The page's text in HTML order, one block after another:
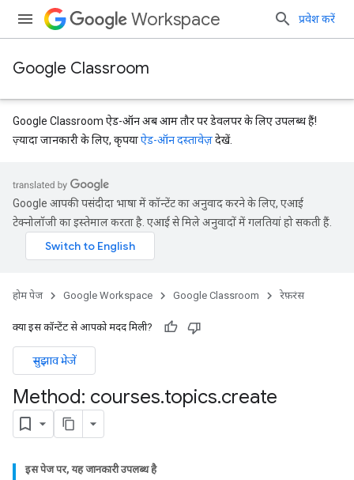
Workspace प्रवेश करें
Google Classroom
Google Classroom ऐड-ऑन अब आम तौर पर डेवलपर के लिए उपलब्ध हैं!
ज़्यादा जानकारी के लिए, कृपयाऐड-ऑन दस्तावेज़देखें.
Google आपकी पसंदीदा भाषा में कॉन्टेंट का अनुवाद करने के लिए, एआई
टेक्नोलॉजी का इस्तेमाल करता है. एआई से मिले अनुवादों में गलतियां हो सकती हैं.
होम पेज Google Workspace Google Classroom रेफ़रंस
क्या इस कॉन्टेंट से आपको मदद मिली?
सुझाव भेजें
Method: courses.topics.create
इस पेज पर, यह जानकारी उपलब्ध है